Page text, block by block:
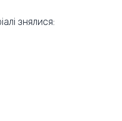
знялися: